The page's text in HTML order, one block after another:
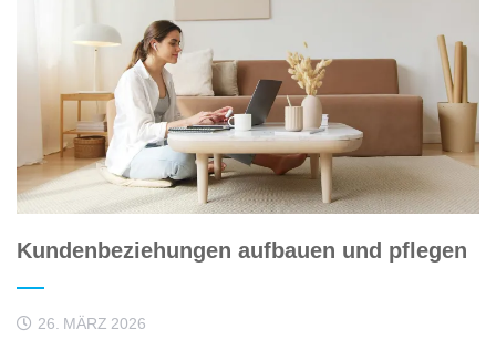
Kundenbeziehungen aufbauen und pflegen
26. MÄRZ 2026